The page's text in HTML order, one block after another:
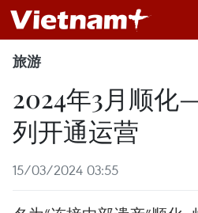
旅游
2024年3月顺化
列开通运营
15/03/2024 03:55